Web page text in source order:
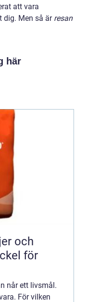
att vara
dig. Men så är resan
här
för
når ett livsmål.
För vilken